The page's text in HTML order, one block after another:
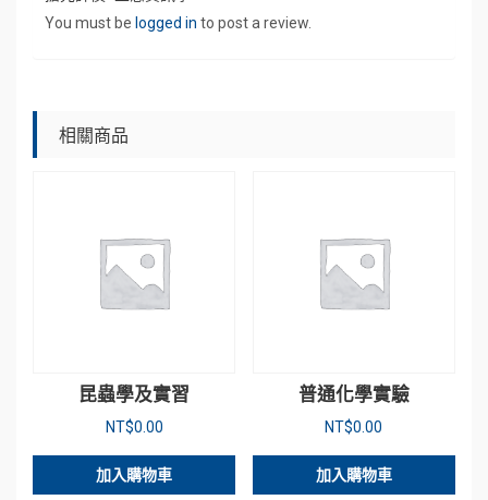
You must be logged in to post a review.
相關商品
昆蟲學及實習
NT$0.00
加入購物車
普通化學實驗
NT$0.00
加入購物車